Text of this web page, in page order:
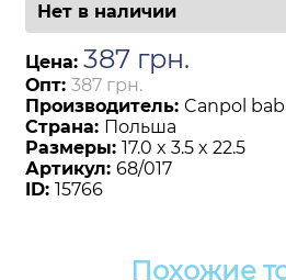
Нет в наличии
Цена: 387 грн.
Опт: 387 грн.
Производитель: Canpol
Страна: Польша
Размеры: 17.0 x 3.5 x 22.5
Артикул: 68/017
ID: 15766
Похожие